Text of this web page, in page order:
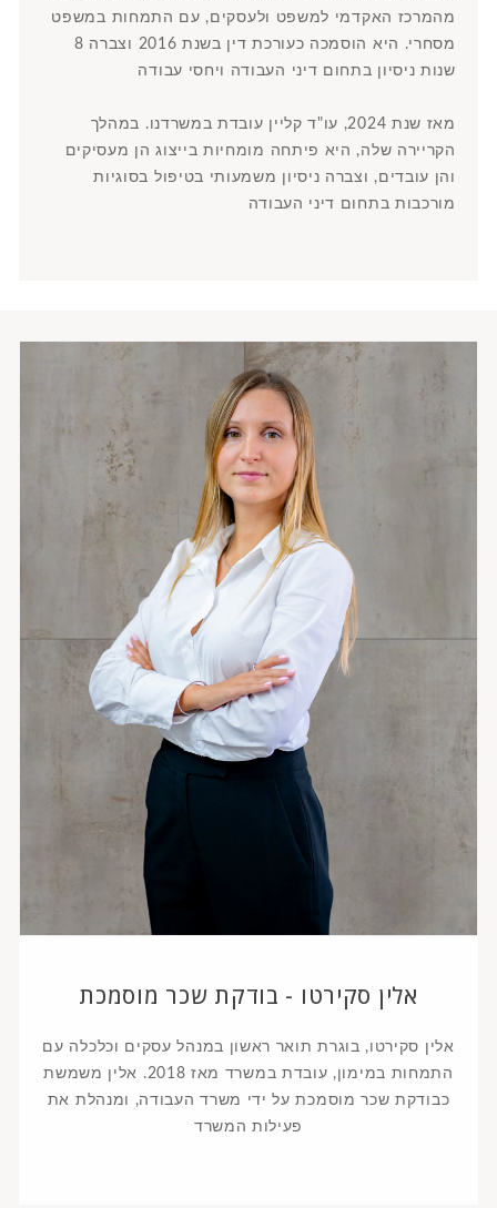
מהמרכז האקדמי למשפט ולעסקים, עם התמחות במשפט
מסחרי. היא הוסמכה כעורכת דין בשנת 2016 וצברה 8
שנות ניסיון בתחום דיני העבודה ויחסי עבודה
מאז שנת 2024, עו"ד קליין עובדת במשרדנו. במהלך
הקריירה שלה, היא פיתחה מומחיות בייצוג הן מעסיקים
והן עובדים, וצברה ניסיון משמעותי בטיפול בסוגיות
מורכבות בתחום דיני העבודה
אלין סקירטו - בודקת שכר מוסמכת
אלין סקירטו, בוגרת תואר ראשון במנהל עסקים וכלכלה עם
התמחות במימון, עובדת במשרד מאז 2018. אלין משמשת
כבודקת שכר מוסמכת על ידי משרד העבודה, ומנהלת את
פעילות המשרד